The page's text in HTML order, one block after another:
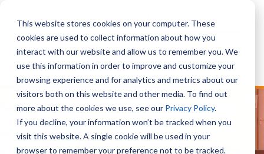
This website stores cookies on your computer. These
cookies are used to collect information about how you
interact with our website and allow us to remember you. We
use this information in order to improve and customize your
browsing experience and for analytics and metrics about our
visitors both on this website and other media. To find out
more about the cookies we use, see our Privacy Policy.
If you decline, your information won’t be tracked when you
visit this website. A single cookie will be used in your
browser to remember your preference not to be tracked.